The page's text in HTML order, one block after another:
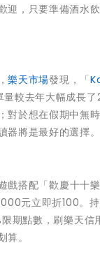
迎，只要準備酒水
樂天市場發現，「
較去年大幅成長
對於想在假期中無
器將是最好的選擇。
戲搭配「歡慶十十
元立即折100。
期點數，刷樂天信
。